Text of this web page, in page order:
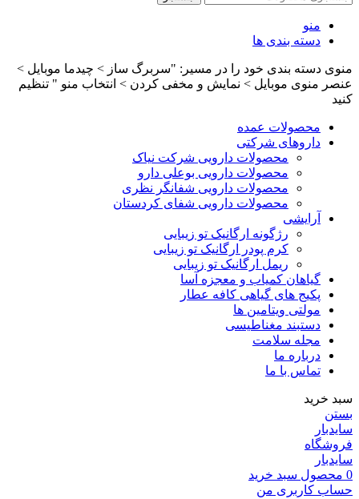
منو
دسته بندی ها
منوی دسته بندی خود را در مسیر: "سربرگ ساز > چیدما موبایل >
عنصر منوی موبایل > نمایش و مخفی کردن > انتخاب منو " تنظیم
کنید
محصولات عمده
داروهای شرکتی
محصولات دارویی شرکت نیاک
محصولات دارویی بوعلی دارو
محصولات دارویی شفانگر نظری
محصولات دارویی شفای کردستان
آرایشی
رژگونه ارگانیک تو زیبایی
کرم پودر ارگانیک تو زیبایی
ریمل ارگانیک تو زیبایی
گیاهان کمیاب و معجزه آسا
پکیج های گیاهی کافه عطار
مولتی ویتامین ها
دستبند مغناطیسی
مجله سلامت
درباره ما
تماس با ما
سبد خرید
بستن
سایدبار
فروشگاه
سایدبار
0 محصول سبد خرید
حساب کاربری من